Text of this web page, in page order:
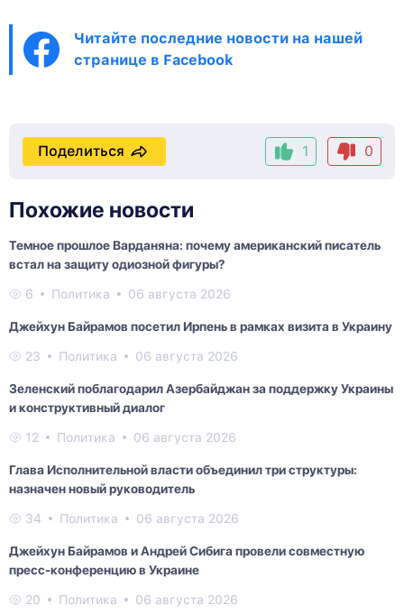
Читайте последние новости на нашей
странице в Facebook
1 0
Поделиться
Похожие новости
Темное прошлое Варданяна: почему американский писатель
встал на защиту одиозной фигуры?
6 Политика 06 августа 2026
Джейхун Байрамов посетил Ирпень в рамках визита в Украину
23 Политика 06 августа 2026
Зеленский поблагодарил Азербайджан за поддержку Украины
и конструктивный диалог
12 Политика 06 августа 2026
Глава Исполнительной власти объединил три структуры:
назначен новый руководитель
34 Политика 06 августа 2026
Джейхун Байрамов и Андрей Сибига провели совместную
пресс-конференцию в Украине
20 Политика 06 августа 2026